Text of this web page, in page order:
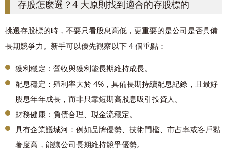
存股怎麼選？4 大原則找到適合的存股標的
挑選存股標的時，不要只看股息高低，更重要的是公司是否具備
長期競爭力。新手可以優先觀察以下 4 個重點：
獲利穩定：營收與獲利能長期維持成長。
配息穩定：殖利率大於 4%，具備長期持續配息紀錄，且最好
股息年年成長，而非只靠短期高股息吸引投資人。
財務健康：負債合理、現金流穩定。
具有企業護城河：例如品牌優勢、技術門檻、市占率或客戶黏
著度高，能讓公司長期維持競爭優勢。